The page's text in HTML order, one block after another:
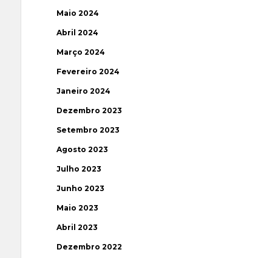
Maio 2024
Abril 2024
Março 2024
Fevereiro 2024
Janeiro 2024
Dezembro 2023
Setembro 2023
Agosto 2023
Julho 2023
Junho 2023
Maio 2023
Abril 2023
Dezembro 2022